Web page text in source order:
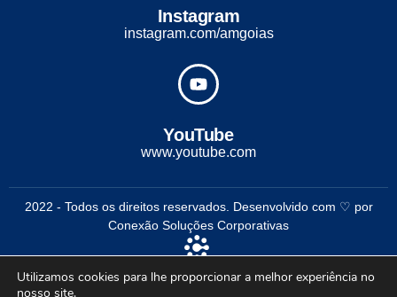
Instagram
instagram.com/amgoias
YouTube
www.youtube.com
2022 - Todos os direitos reservados. Desenvolvido com ♡ por
Conexão Soluções Corporativas
Utilizamos cookies para lhe proporcionar a melhor experiência no
nosso site.